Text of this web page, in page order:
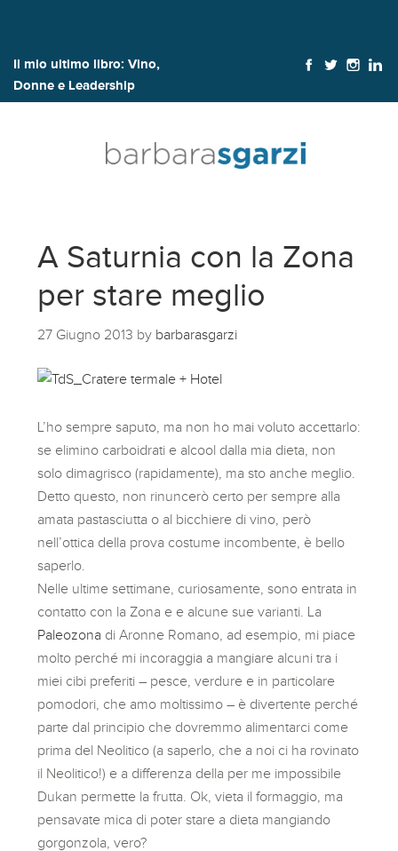
Il mio ultimo libro: Vino,
Donne e Leadership
A Saturnia con la Zona
per stare meglio
27 Giugno 2013 by barbarasgarzi
L’ho sempre saputo, ma non ho mai voluto accettarlo:
se elimino carboidrati e alcool dalla mia dieta, non
solo dimagrisco (rapidamente), ma sto anche meglio.
Detto questo, non rinuncerò certo per sempre alla
amata pastasciutta o al bicchiere di vino, però
nell’ottica della prova costume incombente, è bello
saperlo.
Nelle ultime settimane, curiosamente, sono entrata in
contatto con la Zona e e alcune sue varianti. La
Paleozona di Aronne Romano, ad esempio, mi piace
molto perché mi incoraggia a mangiare alcuni tra i
miei cibi preferiti – pesce, verdure e in particolare
pomodori, che amo moltissimo – è divertente perché
parte dal principio che dovremmo alimentarci come
prima del Neolitico (a saperlo, che a noi ci ha rovinato
il Neolitico!) e a differenza della per me impossibile
Dukan permette la frutta. Ok, vieta il formaggio, ma
pensavate mica di poter stare a dieta mangiando
gorgonzola, vero?